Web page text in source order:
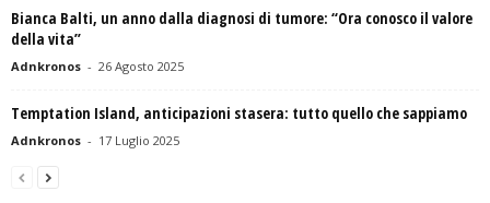
Bianca Balti, un anno dalla diagnosi di tumore: “Ora conosco il valore
della vita”
Adnkronos - 26 Agosto 2025
Temptation Island, anticipazioni stasera: tutto quello che sappiamo
Adnkronos - 17 Luglio 2025